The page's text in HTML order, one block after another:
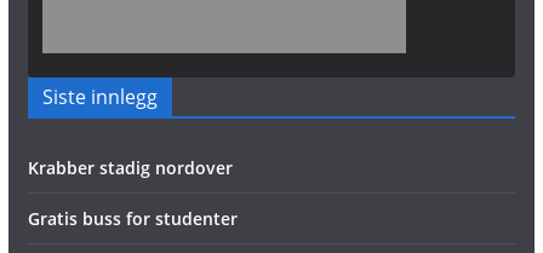
Siste innlegg
Krabber stadig nordover
Gratis buss for studenter